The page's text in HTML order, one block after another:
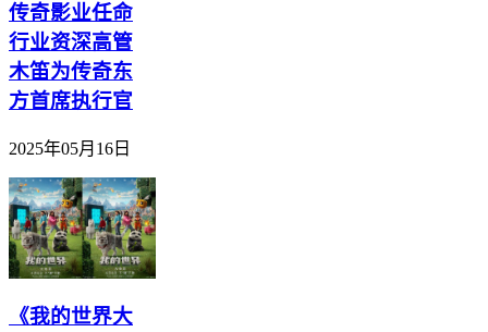
传奇影业任命
行业资深高管
木笛为传奇东
方首席执行官
2025年05月16日
《我的世界大